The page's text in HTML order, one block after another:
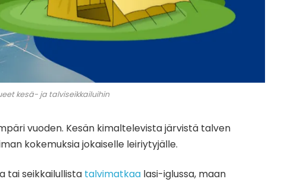
kesä- ja talviseikkailuihin
vuoden. Kesän kimaltelevista järvistä talven
kokemuksia jokaiselle leiriytyjälle.
tai seikkailullista talvimatkaalasi-iglussa, maan